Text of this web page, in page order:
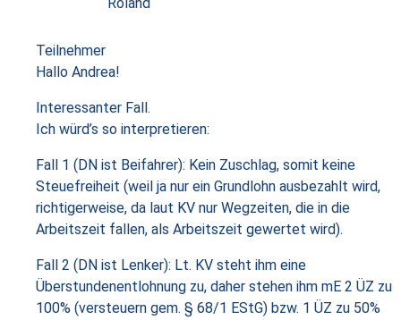
Teilnehmer
Hallo Andrea!
Interessanter Fall.
Ich würd’s so interpretieren:
Fall 1 (DN ist Beifahrer): Kein Zuschlag, somit keine
Steuefreiheit (weil ja nur ein Grundlohn ausbezahlt wird,
richtigerweise, da laut KV nur Wegzeiten, die in die
Arbeitszeit fallen, als Arbeitszeit gewertet wird).
Fall 2 (DN ist Lenker): Lt. KV steht ihm eine
Überstundenentlohnung zu, daher stehen ihm mE 2 ÜZ zu
100% (versteuern gem. § 68/1 EStG) bzw. 1 ÜZ zu 50%